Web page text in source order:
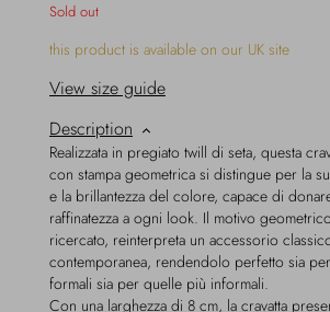
Sold out
this product is available on our UK site
View size guide
Description
Realizzata in pregiato twill di seta, questa
con stampa geometrica si distingue per la
e la brillantezza del colore, capace di
raffinatezza a ogni look. Il motivo
ricercato, reinterpreta un accessorio
contemporanea, rendendolo perfetto sia
formali sia per quelle più informali.
Con una larghezza di 8 cm, la cravatta